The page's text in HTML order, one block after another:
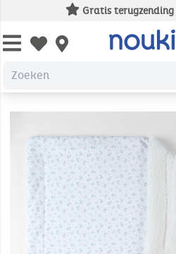
Gratis terugzending
Open wishlist